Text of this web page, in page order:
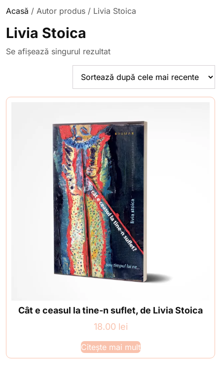
Acasă / Autor produs / Livia Stoica
Livia Stoica
Se afișează singurul rezultat
Cât e ceasul la tine-n suflet, de Livia Stoica
18.00 lei
Citește mai mult